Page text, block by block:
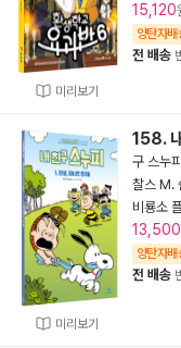
미리보기
15,120
양탄자배
전 배송
미리보기
158.
구 스누
찰스 M.
비룡소
13,500
양탄자배
전 배송